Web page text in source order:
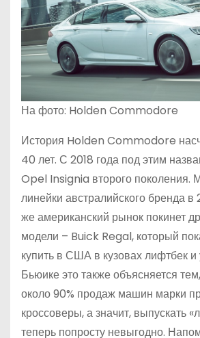
На фото: Holden Commodore
История Holden Commodore
40 лет. С 2018 года под этим
Opel Insignia второго поколения.
линейки австралийского бренда в
же американский рынок покинет
модели – Buick Regal, который
купить в США в кузовах лифтбек
Бьюике это также объясняется
около 90% продаж машин марки
кроссоверы, а значит, выпускать
теперь попросту невыгодно.